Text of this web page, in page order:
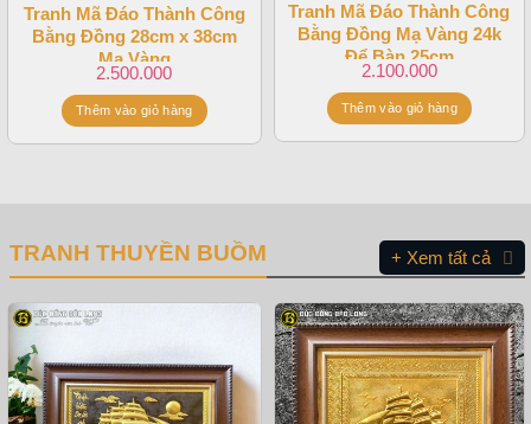
Tranh Mã Đáo Thành Công
Bằng Đồng 28cm x 38cm
Mạ Vàng
2.500.000
Thêm vào giỏ hàng
Tranh Mã Đáo Thành Công
Bằng Đồng Mạ Vàng 24k
Để Bàn 25cm
2.100.000
Thêm vào giỏ hàng
TRANH THUYỀN BUỒM + Xem tất cả